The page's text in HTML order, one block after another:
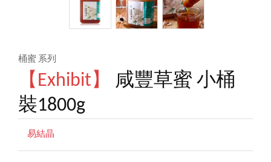
桶蜜 系列
【Exhibit】
咸豐草蜜 小桶
裝1800g
易結晶